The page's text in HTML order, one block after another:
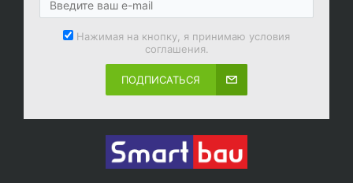
Нажимая на кнопку, я принимаю условия
соглашения.
ПОДПИСАТЬСЯ